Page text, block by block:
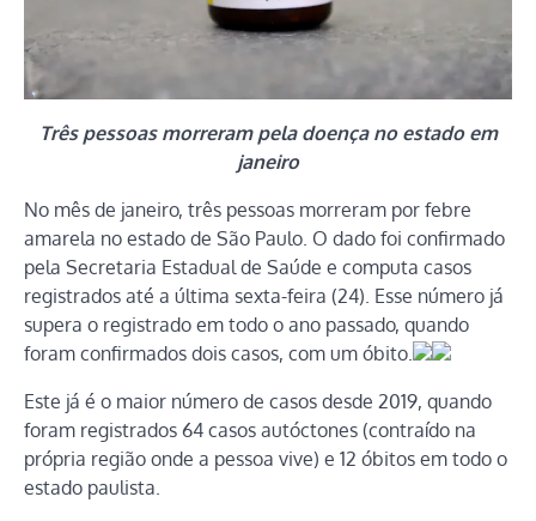
Três pessoas morreram pela doença no estado em
janeiro
No mês de janeiro, três pessoas morreram por febre
amarela no estado de São Paulo. O dado foi confirmado
pela Secretaria Estadual de Saúde e computa casos
registrados até a última sexta-feira (24). Esse número já
supera o registrado em todo o ano passado, quando
foram confirmados dois casos, com um óbito.
Este já é o maior número de casos desde 2019, quando
foram registrados 64 casos autóctones (contraído na
própria região onde a pessoa vive) e 12 óbitos em todo o
estado paulista.